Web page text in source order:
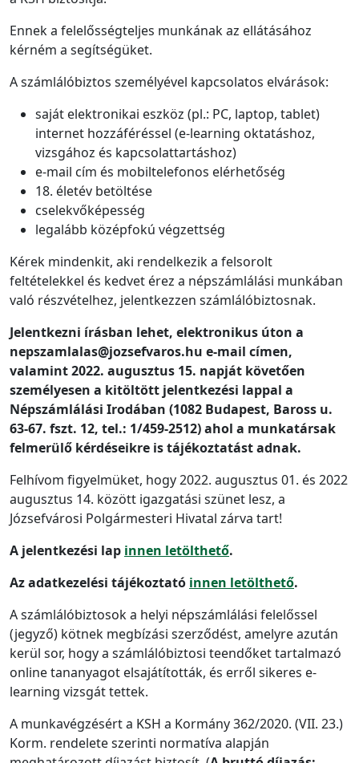
Ennek a felelősségteljes munkának az ellátásához
kérném a segítségüket.
A számlálóbiztos személyével kapcsolatos elvárások:
saját elektronikai eszköz (pl.: PC, laptop, tablet)
internet hozzáféréssel (e-learning oktatáshoz,
vizsgához és kapcsolattartáshoz)
e-mail cím és mobiltelefonos elérhetőség
18. életév betöltése
cselekvőképesség
legalább középfokú végzettség
Kérek mindenkit, aki rendelkezik a felsorolt
feltételekkel és kedvet érez a népszámlálási munkában
való részvételhez, jelentkezzen számlálóbiztosnak.
Jelentkezni írásban lehet, elektronikus úton a
nepszamlalas@jozsefvaros.hu e-mail címen,
valamint 2022. augusztus 15. napját követően
személyesen a kitöltött jelentkezési lappal a
Népszámlálási Irodában (1082 Budapest, Baross u.
63-67. fszt. 12, tel.: 1/459-2512) ahol a munkatársak
felmerülő kérdéseikre is tájékoztatást adnak.
Felhívom figyelmüket, hogy 2022. augusztus 01. és 2022
augusztus 14. között igazgatási szünet lesz, a
Józsefvárosi Polgármesteri Hivatal zárva tart!
A jelentkezési lap innen letölthető.
Az adatkezelési tájékoztató innen letölthető.
A számlálóbiztosok a helyi népszámlálási felelőssel
(jegyző) kötnek megbízási szerződést, amelyre azután
kerül sor, hogy a számlálóbiztosi teendőket tartalmazó
online tananyagot elsajátították, és erről sikeres e-
learning vizsgát tettek.
A munkavégzésért a KSH a Kormány 362/2020. (VII. 23.)
Korm. rendelete szerinti normatíva alapján